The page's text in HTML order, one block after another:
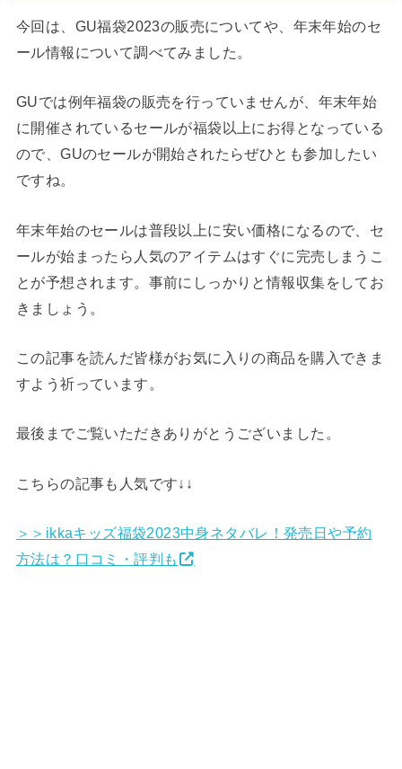
今回は、GU福袋2023の販売についてや、年末年始のセ
ール情報について調べてみました。
GUでは例年福袋の販売を行っていませんが、年末年始
に開催されているセールが福袋以上にお得となっている
ので、GUのセールが開始されたらぜひとも参加したい
ですね。
年末年始のセールは普段以上に安い価格になるので、セ
ールが始まったら人気のアイテムはすぐに完売しまうこ
とが予想されます。事前にしっかりと情報収集をしてお
きましょう。
この記事を読んだ皆様がお気に入りの商品を購入できま
すよう祈っています。
最後までご覧いただきありがとうございました。
こちらの記事も人気です↓↓
＞＞ikkaキッズ福袋2023中身ネタバレ！発売日や予約
方法は？口コミ・評判も